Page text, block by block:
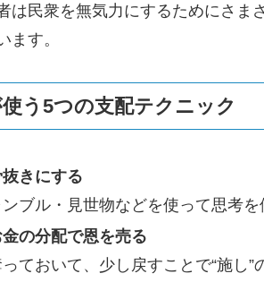
は民衆を無気力にするためにさま
ます。
う5つの支配テクニック
きにする
ブル・見世物などを使って思考を
の分配で恩を売る
ておいて、少し戻すことで“施し”